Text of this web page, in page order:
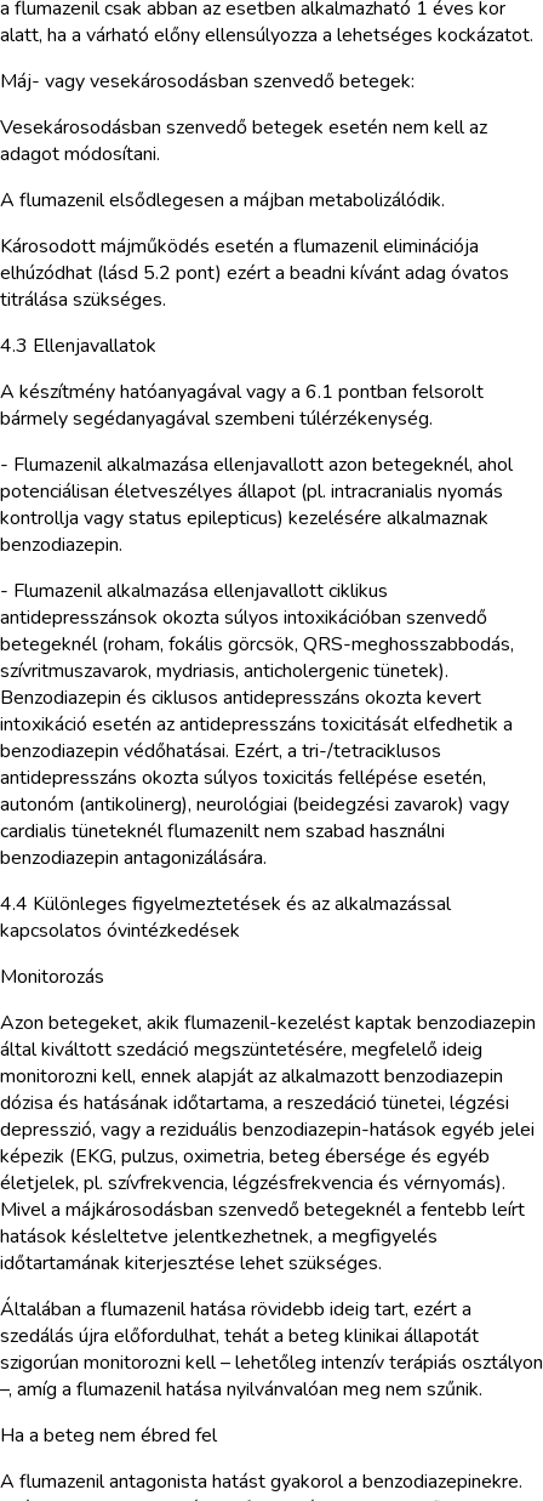
a flumazenil csak abban az esetben alkalmazható 1 éves kor
alatt, ha a várható előny ellensúlyozza a lehetséges kockázatot.
Máj- vagy vesekárosodásban szenvedő betegek:
Vesekárosodásban szenvedő betegek esetén nem kell az
adagot módosítani.
A flumazenil elsődlegesen a májban metabolizálódik.
Károsodott májműködés esetén a flumazenil eliminációja
elhúzódhat (lásd 5.2 pont) ezért a beadni kívánt adag óvatos
titrálása szükséges.
4.3 Ellenjavallatok
A készítmény hatóanyagával vagy a 6.1 pontban felsorolt
bármely segédanyagával szembeni túlérzékenység.
- Flumazenil alkalmazása ellenjavallott azon betegeknél, ahol
potenciálisan életveszélyes állapot (pl. intracranialis nyomás
kontrollja vagy status epilepticus) kezelésére alkalmaznak
benzodiazepin.
- Flumazenil alkalmazása ellenjavallott ciklikus
antidepresszánsok okozta súlyos intoxikációban szenvedő
betegeknél (roham, fokális görcsök, QRS-meghosszabbodás,
szívritmuszavarok, mydriasis, anticholergenic tünetek).
Benzodiazepin és ciklusos antidepresszáns okozta kevert
intoxikáció esetén az antidepresszáns toxicitását elfedhetik a
benzodiazepin védőhatásai. Ezért, a tri-/tetraciklusos
antidepresszáns okozta súlyos toxicitás fellépése esetén,
autonóm (antikolinerg), neurológiai (beidegzési zavarok) vagy
cardialis tüneteknél flumazenilt nem szabad használni
benzodiazepin antagonizálására.
4.4 Különleges figyelmeztetések és az alkalmazással
kapcsolatos óvintézkedések
Monitorozás
Azon betegeket, akik flumazenil-kezelést kaptak benzodiazepin
által kiváltott szedáció megszüntetésére, megfelelő ideig
monitorozni kell, ennek alapját az alkalmazott benzodiazepin
dózisa és hatásának időtartama, a reszedáció tünetei, légzési
depresszió, vagy a reziduális benzodiazepin-hatások egyéb jelei
képezik (EKG, pulzus, oximetria, beteg ébersége és egyéb
életjelek, pl. szívfrekvencia, légzésfrekvencia és vérnyomás).
Mivel a májkárosodásban szenvedő betegeknél a fentebb leírt
hatások késleltetve jelentkezhetnek, a megfigyelés
időtartamának kiterjesztése lehet szükséges.
Általában a flumazenil hatása rövidebb ideig tart, ezért a
szedálás újra előfordulhat, tehát a beteg klinikai állapotát
szigorúan monitorozni kell – lehetőleg intenzív terápiás osztályon
–, amíg a flumazenil hatása nyilvánvalóan meg nem szűnik.
Ha a beteg nem ébred fel
A flumazenil antagonista hatást gyakorol a benzodiazepinekre.